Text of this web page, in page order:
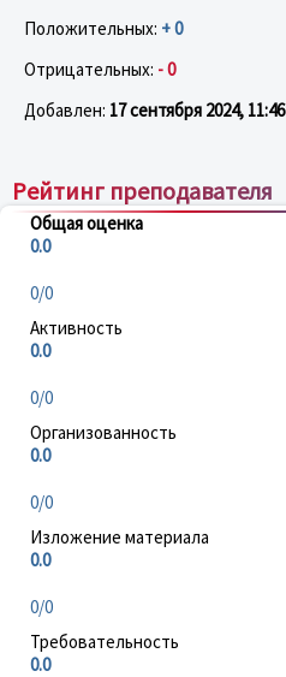
Положительных: + 0
Отрицательных: - 0
Добавлен: 17 сентября 2024, 11:46
Рейтинг преподавателя
Общая оценка
0.0
0/0
Активность
0.0
0/0
Организованность
0.0
0/0
Изложение материала
0.0
0/0
Требовательность
0.0